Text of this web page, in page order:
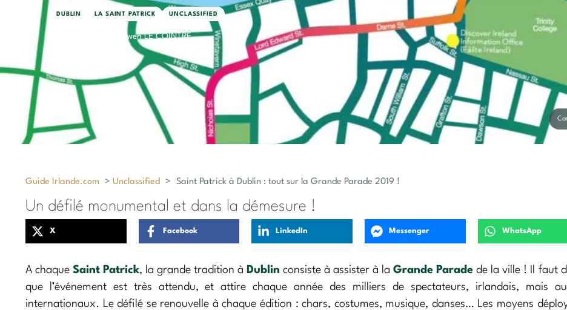
DUBLIN LA SAINT PATRICK UNCLASSIFIED
par Gwen LE COINTRE
Guide Irlande.com > Unclassified > Saint Patrick à Dublin : tout sur la Grande Parade 2019 !
Un défilé monumental et dans la démesure !
X Facebook LinkedIn Messenger WhatsApp
A chaqueSaint Patrick, la grande tradition à Dublin consiste à assister à laGrande Parade de la ville ! Il faut
que l’événement est très attendu, et attire chaque année des milliers de spectateurs, irlandais, mais
internationaux. Le défilé se renouvelle à chaque édition : chars, costumes, musique, danses… Les moyens